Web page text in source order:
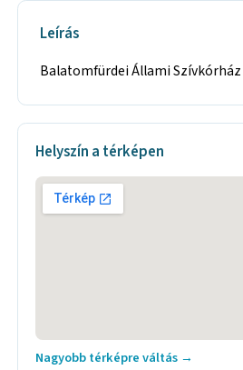
Leírás
Balatomfürdei Állami Szívkórház
Helyszín a térképen
Nagyobb térképre váltás →